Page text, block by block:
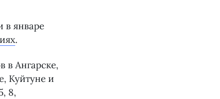
в январе
.
в Ангарске,
Куйтуне и
8,